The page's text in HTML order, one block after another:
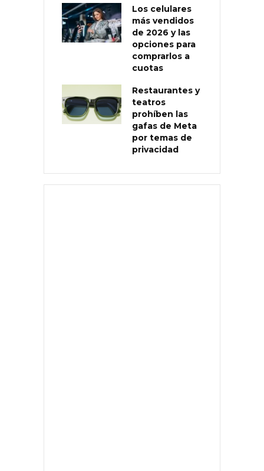
Los celulares
más vendidos
de 2026 y las
opciones para
comprarlos a
cuotas
Restaurantes y
teatros
prohíben las
gafas de Meta
por temas de
privacidad